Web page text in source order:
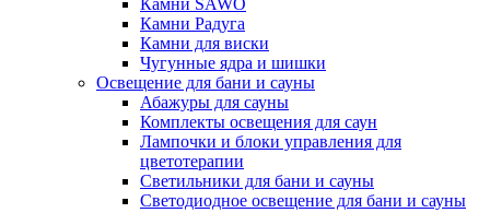
Камни SAWO
Камни Радуга
Камни для виски
Чугунные ядра и шишки
Освещение для бани и сауны
Абажуры для сауны
Комплекты освещения для саун
Лампочки и блоки управления для
цветотерапии
Светильники для бани и сауны
Светодиодное освещение для бани и сауны